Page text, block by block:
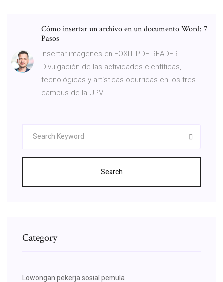
Cómo insertar un archivo en un documento Word: 7
Pasos
Insertar imagenes en FOXIT PDF READER.
Divulgación de las actividades científicas,
tecnológicas y artísticas ocurridas en los tres
campus de la UPV.
Search
Category
Lowongan pekerja sosial pemula